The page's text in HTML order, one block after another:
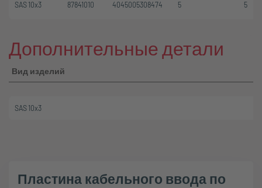
SAS 10x3 87841010 4045005308474 5 5
Дополнительные детали
Вид изделий
SAS 10x3
Пластина кабельного ввода по